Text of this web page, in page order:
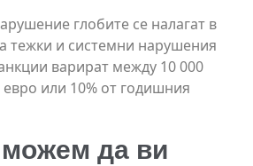
глобите се налагат в
тежки и системни нарушения
варират между 10 000
евро или 10% от годишния
да ви